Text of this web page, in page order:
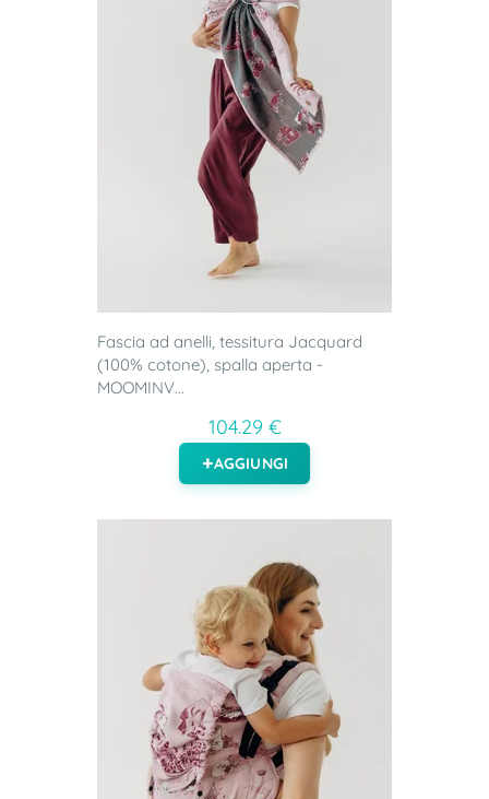
Fascia ad anelli, tessitura Jacquard
(100% cotone), spalla aperta -
MOOMINV...
104.29 €
AGGIUNGI